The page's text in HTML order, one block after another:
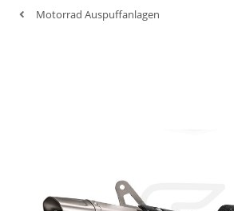
Motorrad Auspuffanlagen